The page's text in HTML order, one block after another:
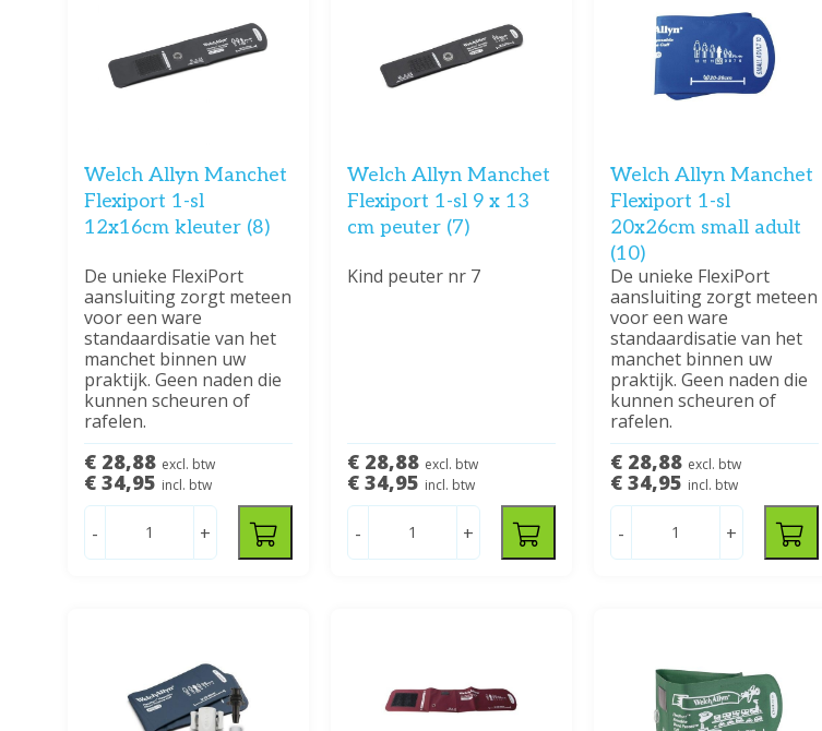
Welch Allyn Manchet
Flexiport 1-sl
12x16cm kleuter (8)
De unieke FlexiPort
aansluiting zorgt meteen
voor een ware
standaardisatie van het
manchet binnen uw
praktijk. Geen naden die
kunnen scheuren of
rafelen.
€ 28,88 excl. btw
€ 34,95 incl. btw
- +
Welch Allyn Manchet
Flexiport 1-sl 9 x 13
cm peuter (7)
Kind peuter nr 7
€ 28,88 excl. btw
€ 34,95 incl. btw
- +
Welch Allyn Manchet
Flexiport 1-sl
20x26cm small adult
(10)
De unieke FlexiPort
aansluiting zorgt meteen
voor een ware
standaardisatie van het
manchet binnen uw
praktijk. Geen naden die
kunnen scheuren of
rafelen.
€ 28,88 excl. btw
€ 34,95 incl. btw
- +